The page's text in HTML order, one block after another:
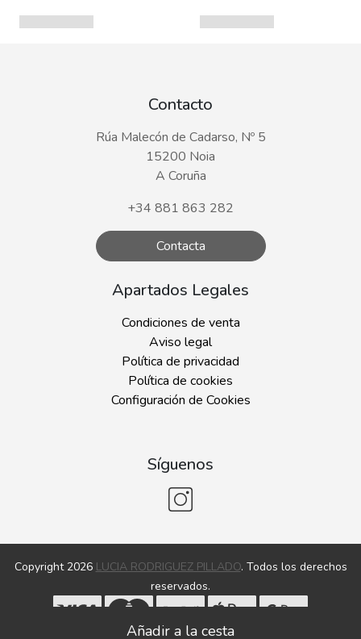
Contacto
Rúa Malecón de Cadarso, Nº 5
15200 Noia
A Coruña
+34 881 863 282
Contacta
Apartados Legales
Condiciones de venta
Aviso legal
Política de privacidad
Política de cookies
Configuración de Cookies
Síguenos
Copyright 2026 LUCIA RODRIGUEZ PILLADO. Todos los derechos
reservados.
Desarrollado porMEIGASOFT. Tecnología